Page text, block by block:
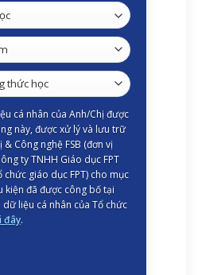
cá nhân của Anh/Chị được
này, được xử lý và lưu trữ
Công nghệ FSB (đơn vị
ty TNHH Giáo dục FPT
chức giáo dục FPT) cho mục
kiện đã được công bố tại
liệu cá nhân của Tổ chức
đây.